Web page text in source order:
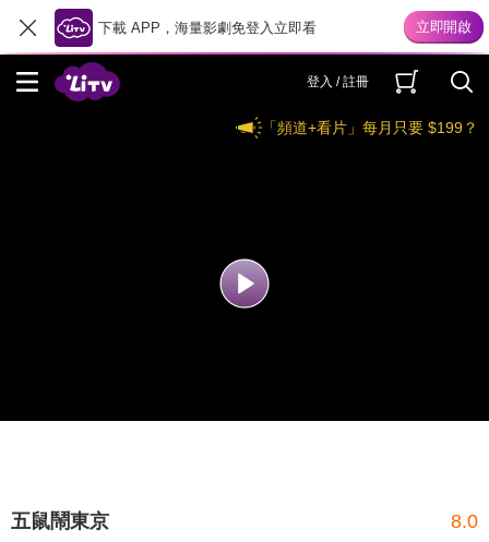
下載 APP，海量影劇免登入立即看
登入 / 註冊
「頻道+看片」每月只要 $199？
五鼠鬧東京 8.0